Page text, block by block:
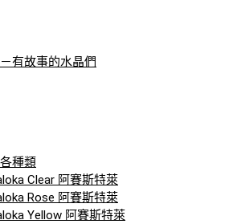
有故事的水晶們
種類
Clear 阿賽斯特萊
Rose 阿賽斯特萊
Yellow 阿賽斯特萊